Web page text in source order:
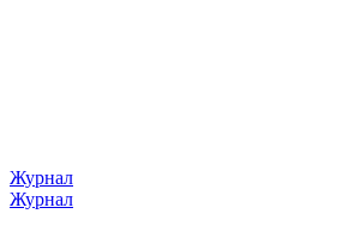
Журнал
Журнал